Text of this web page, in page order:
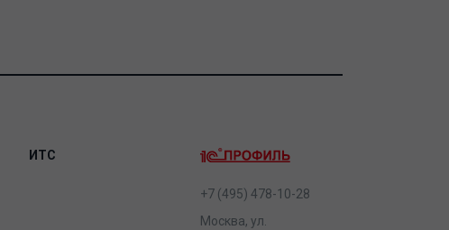
ИТС
+7 (495) 478-10-28
Москва, ул.